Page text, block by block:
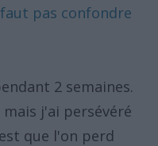
pas confondre
2 semaines.
j'ai persévéré
que l'on perd